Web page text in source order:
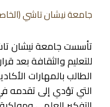
جامعة نيشان تاشي
تأسست جامعة نيشان
الطالب بالمهارات
التي تؤدي إلى تقدمه